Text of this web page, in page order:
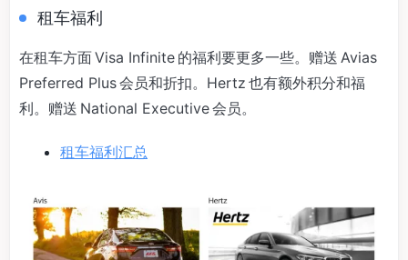
租车福利
在租车方面 Visa Infinite 的福利要更多一些。赠送 Avias
Preferred Plus 会员和折扣。Hertz 也有额外积分和福
利。赠送 National Executive 会员。
租车福利汇总